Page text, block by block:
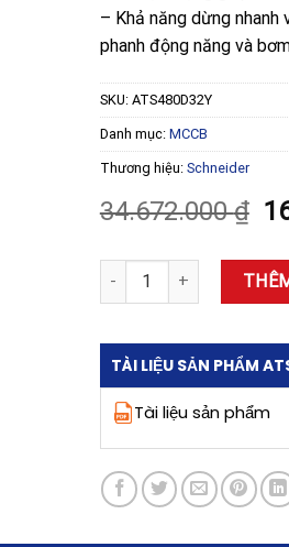
– Khả năng dừng
phanh động năng và
SKU: ATS480D32Y
Danh mục: MCCB
Thương hiệu: Schneider
34.672.000₫
là:
Khởi động mềm
TÀI LIỆU SẢN PHẨM
Tài liệu sản phẩm